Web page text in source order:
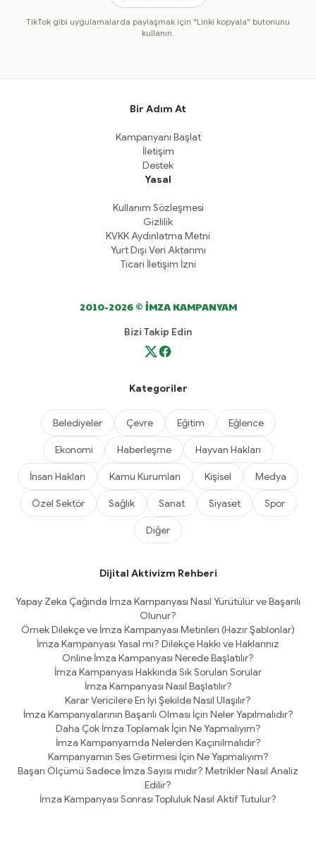
TikTok gibi uygulamalarda paylaşmak için "Linki kopyala" butonunu
kullanın.
Bir Adım At
Kampanyanı Başlat
İletişim
Destek
Yasal
Kullanım Sözleşmesi
Gizlilik
KVKK Aydınlatma Metni
Yurt Dışı Veri Aktarımı
Ticari İletişim İzni
2010-2026 © İMZA KAMPANYAM
Bizi Takip Edin
Kategoriler
Belediyeler Çevre Eğitim Eğlence
Ekonomi Haberleşme Hayvan Hakları
İnsan Hakları Kamu Kurumları Kişisel Medya
Özel Sektör Sağlık Sanat Siyaset Spor
Diğer
Dijital Aktivizm Rehberi
Yapay Zeka Çağında İmza Kampanyası Nasıl Yürütülür ve Başarılı
Olunur?
Örnek Dilekçe ve İmza Kampanyası Metinleri (Hazır Şablonlar)
İmza Kampanyası Yasal mı? Dilekçe Hakkı ve Haklarınız
Online İmza Kampanyası Nerede Başlatılır?
İmza Kampanyası Hakkında Sık Sorulan Sorular
İmza Kampanyası Nasıl Başlatılır?
Karar Vericilere En İyi Şekilde Nasıl Ulaşılır?
İmza Kampanyalarının Başarılı Olması İçin Neler Yapılmalıdır?
Daha Çok İmza Toplamak İçin Ne Yapmalıyım?
İmza Kampanyamda Nelerden Kaçınılmalıdır?
Kampanyamın Ses Getirmesi İçin Ne Yapmalıyım?
Başarı Ölçümü Sadece İmza Sayısı mıdır? Metrikler Nasıl Analiz
Edilir?
İmza Kampanyası Sonrası Topluluk Nasıl Aktif Tutulur?